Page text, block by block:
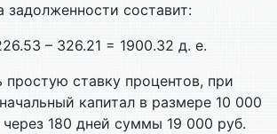
задолженности составит:
– 326.21 = 1900.32 д. е.
простую ставку процентов, при
капитал в размере 10 000
через 180 дней суммы 19 000 руб.